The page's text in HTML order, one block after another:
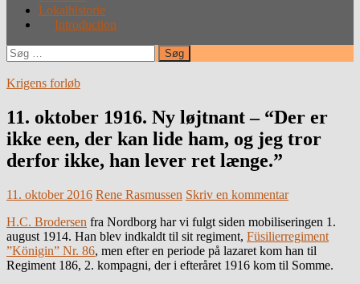
Lokalhistorie
Introduction
Søg
efter:
Krigens forløb
11. oktober 1916. Ny løjtnant – “Der er
ikke een, der kan lide ham, og jeg tror
derfor ikke, han lever ret længe.”
11. oktober 2016 Rene Rasmussen Skriv en kommentar
H.C. Brodersen fra Nordborg har vi fulgt siden mobiliseringen 1.
august 1914. Han blev indkaldt til sit regiment, Füsilierregiment
”Königin” Nr. 86, men efter en periode på lazaret kom han til
Regiment 186, 2. kompagni, der i efteråret 1916 kom til Somme.